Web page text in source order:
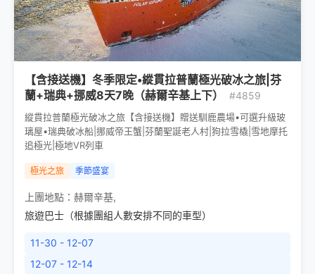
【含接送機】冬季限定•縱貫拉普蘭極光破冰之旅|芬
蘭+瑞典+挪威8天7晚（赫爾辛基上下）
#4859
縱貫拉普蘭極光破冰之旅【含接送機】贈送馴鹿農場•可選升級玻
璃屋•瑞典破冰船|挪威帝王蟹|芬蘭聖誕老人村|狗拉雪橇|雪地摩托
追極光|極地VR列車
極光之旅 季節盛宴
上團地點： 赫爾辛基,
旅遊巴士（根據團組人數安排不同的車型）
11-30 - 12-07
12-07 - 12-14